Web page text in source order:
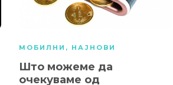
МОБИЛНИ , НАЈНОВИ
Што можеме да
очекуваме од